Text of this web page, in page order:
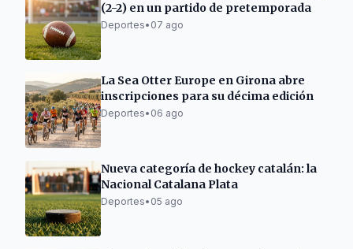
(2-2) en un partido de pretemporada
Deportes• 07 ago
La Sea Otter Europe en Girona abre
inscripciones para su décima edición
Deportes• 06 ago
Nueva categoría de hockey catalán: la
Nacional Catalana Plata
Deportes• 05 ago